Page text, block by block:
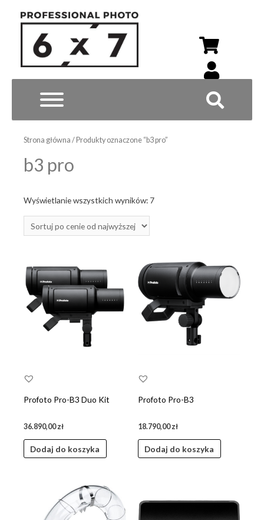
Wyszukiwarka
Strona główna / Produkty oznaczone “b3 pro”
b3 pro
Wyświetlanie wszystkich wyników: 7Posortowane
do
niskiej
Profoto Pro-B3 Duo Kit
36.890,00zł
Dodaj do koszyka
Profoto Pro-B3
18.790,00zł
Dodaj do koszyka